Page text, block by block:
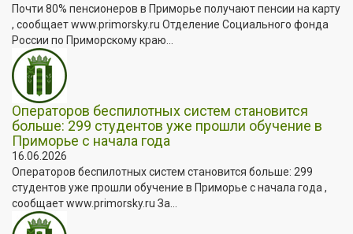
Почти 80% пенсионеров в Приморье получают пенсии на карту
, сообщает www.primorsky.ru Отделение Социального фонда
России по Приморскому краю...
Операторов беспилотных систем становится
больше: 299 студентов уже прошли обучение в
Приморье с начала года
16.06.2026
Операторов беспилотных систем становится больше: 299
студентов уже прошли обучение в Приморье с начала года ,
сообщает www.primorsky.ru За...